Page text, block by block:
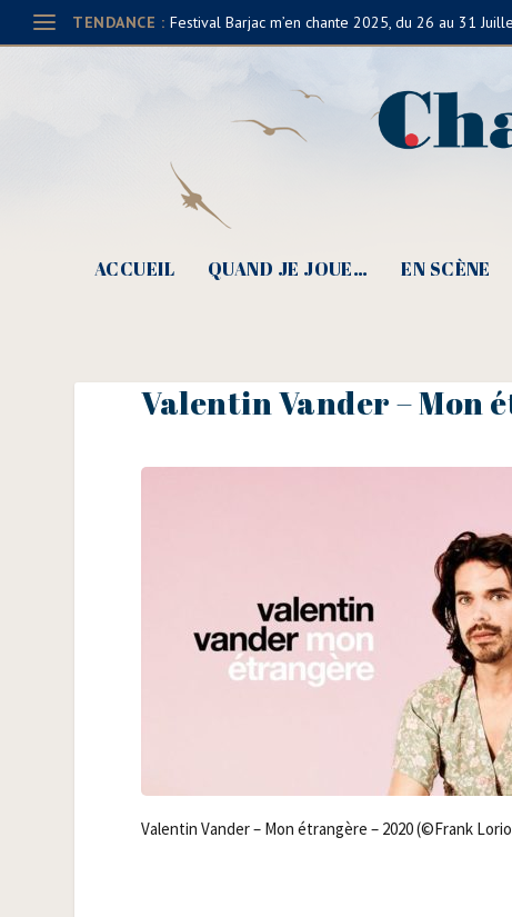
TENDANCE : Festival Barjac m’en chante 2025, du 26 au 31
ACCUEIL QUAND JE JOUE… EN SCÈNE
Valentin Vander – Mon
Valen­tin Van­der – Mon étran­gère – 2020 (©Frank